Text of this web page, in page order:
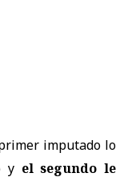
imputado lo
y el segundo le